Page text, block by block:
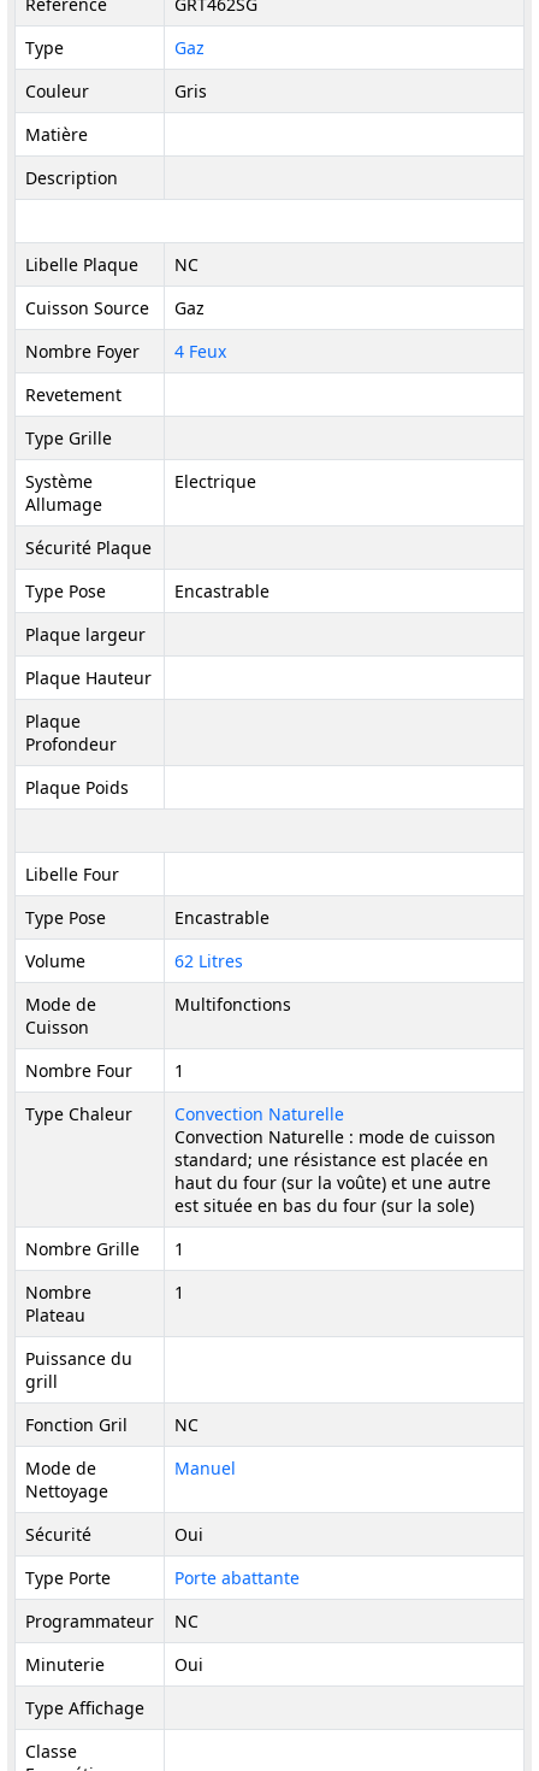
Type
Gaz
Couleur
Gris
Matière
Description
Libelle Plaque
NC
Cuisson Source
Gaz
Nombre Foyer
4 Feux
Revetement
Type Grille
Système
Allumage
Electrique
Sécurité Plaque
Type Pose
Encastrable
Plaque largeur
Plaque Hauteur
Plaque
Profondeur
Plaque Poids
Libelle Four
Type Pose
Encastrable
Volume
62 Litres
Mode de
Cuisson
Multifonctions
Nombre Four
1
Type Chaleur
Convection Naturelle
Convection Naturelle : mode de cuisson
standard; une résistance est placée en
haut du four (sur la voûte) et une autre
est située en bas du four (sur la sole)
Nombre Grille
1
Nombre
Plateau
1
Puissance du
grill
Fonction Gril
NC
Mode de
Nettoyage
Manuel
Sécurité
Oui
Type Porte
Porte abattante
Programmateur
NC
Minuterie
Oui
Type Affichage
Classe